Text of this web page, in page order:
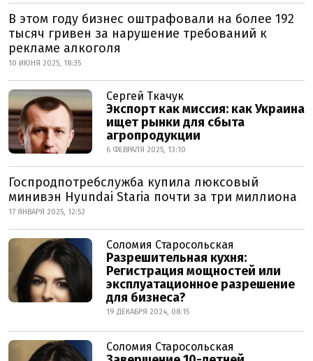
В этом году бизнес оштрафовали на более 192
тысяч гривен за нарушение требований к
рекламе алкоголя
10 ИЮНЯ 2025, 18:35
Сергей Ткачук
Экспорт как миссия: как Украина
ищет рынки для сбыта
агропродукции
6 ФЕВРАЛЯ 2025, 13:10
Госпродпотребслужба купила люксовый
минивэн Hyundai Staria почти за три миллиона
17 ЯНВАРЯ 2025, 12:52
Соломия Старосольская
Разрешительная кухня:
Регистрация мощностей или
эксплуатационное разрешение
для бизнеса?
19 ДЕКАБРЯ 2024, 08:15
Соломия Старосольская